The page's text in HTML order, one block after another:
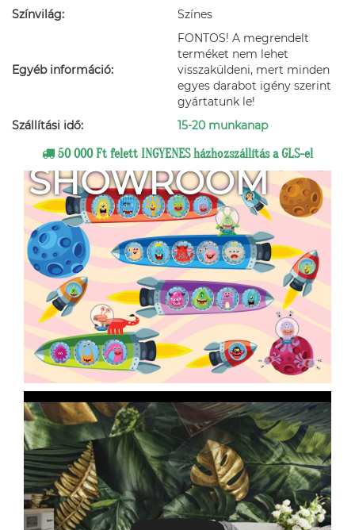
Színvilág:
Színes
Egyéb információ:
FONTOS! A megrendelt
terméket nem lehet
visszaküldeni, mert minden
egyes darabot igény szerint
gyártatunk le!
Szállítási idő:
15-20 munkanap
50 000 Ft felett INGYENES házhozszállítás a GLS-el
SHOWROOM